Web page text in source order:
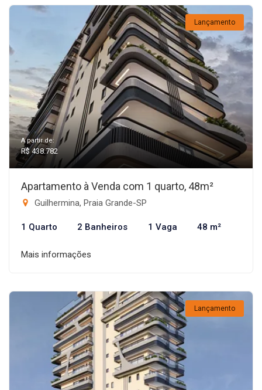
Lançamento
A partir de:
R$ 438.782
Apartamento à Venda com 1 quarto, 48m²
Guilhermina, Praia Grande-SP
1 Quarto 2 Banheiros 1 Vaga 48 m²
Mais informações
Lançamento